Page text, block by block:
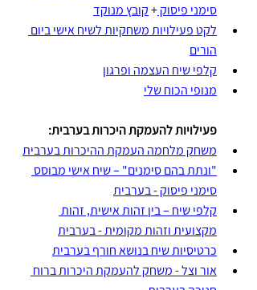
סימני פיסוק + קובץ מנוקד
לקט פעילויות משחקיות לשיח אישי ביום
הורים
קלפי שיח העצמה ופרגון
מנופי הכוח שלי
פעילויות להעמקת היכרות בערבית:
משחק מלחמה העמקת ההיכרות בערבית
"ונתת בהם סימנים" – שיח אישי מבוסס
סימני פיסוק - בערבית
קלפי שיח – בין זהות אישית, זהות
מקצועית וזהות מקומית - בערבית
כרטיסיות שיח בנושא חורף בערבית
אור וצל - משחק להעמקת היכרות ברוח